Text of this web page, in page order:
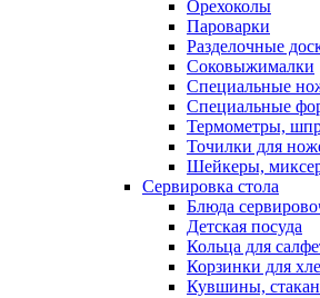
Орехоколы
Пароварки
Разделочные
Соковыжималки
Специальные
Специальные
Термометры,
Точилки для
Шейкеры,
Сервировка стола
Блюда
Детская посуда
Кольца для
Корзинки для
Кувшины,